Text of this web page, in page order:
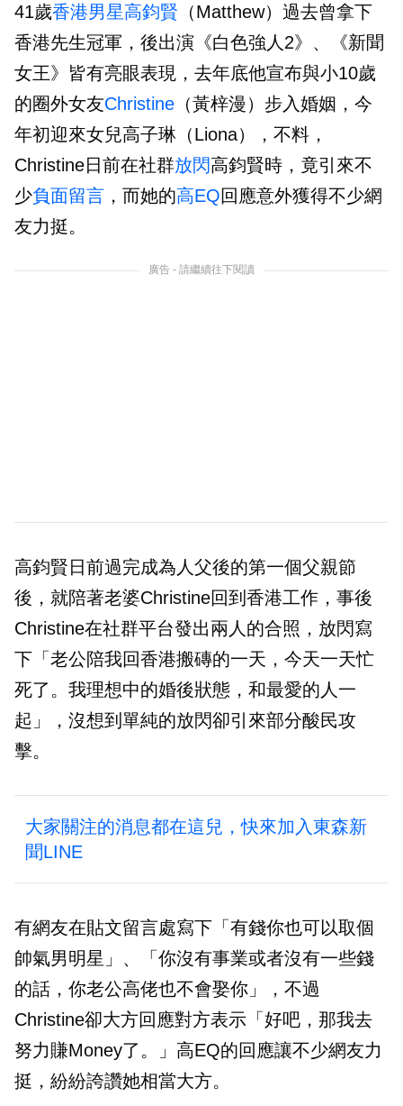
41歲香港男星高鈞賢 （Matthew）過去曾拿下
香港先生冠軍，後出演《白色強人2》、《新聞
女王》皆有亮眼表現，去年底他宣布與小10歲
的圈外女友Christine （黃梓漫）步入婚姻，今
年初迎來女兒高子琳（Liona），不料，
Christine日前在社群放閃高鈞賢時，竟引來不
少負面留言 ，而她的高EQ回應意外獲得不少網
友力挺。
廣告 - 請繼續往下閱讀
高鈞賢日前過完成為人父後的第一個父親節
後，就陪著老婆Christine回到香港工作，事後
Christine在社群平台發出兩人的合照，放閃寫
下「老公陪我回香港搬磚的一天，今天一天忙
死了。我理想中的婚後狀態，和最愛的人一
起」，沒想到單純的放閃卻引來部分酸民攻
擊。
大家關注的消息都在這兒，快來加入東森新
聞LINE
有網友在貼文留言處寫下「有錢你也可以取個
帥氣男明星」、「你沒有事業或者沒有一些錢
的話，你老公高佬也不會娶你」，不過
Christine卻大方回應對方表示「好吧，那我去
努力賺Money了。」高EQ的回應讓不少網友力
挺，紛紛誇讚她相當大方。